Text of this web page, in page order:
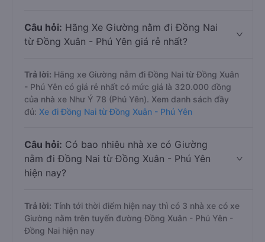
Câu hỏi: Hãng Xe Giường nằm đi Đồng Nai
từ Đồng Xuân - Phú Yên giá rẻ nhất?
Trả lời: Hãng xe Giường nằm đi Đồng Nai từ Đồng Xuân
- Phú Yên có giá rẻ nhất có mức giá là 320.000 đồng
của nhà xe Như Ý 78 (Phú Yên). Xem danh sách đầy
đủ: Xe đi Đồng Nai từ Đồng Xuân - Phú Yên
Câu hỏi: Có bao nhiêu nhà xe có Giường
nằm đi Đồng Nai từ Đồng Xuân - Phú Yên
hiện nay?
Trả lời: Tính tới thời điểm hiện nay thì có 3 nhà xe có xe
Giường nằm trên tuyến đường Đồng Xuân - Phú Yên -
Đồng Nai hiện nay